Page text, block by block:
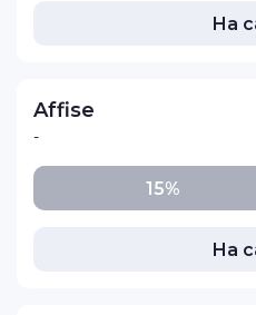
На
Affise
-
15%
На